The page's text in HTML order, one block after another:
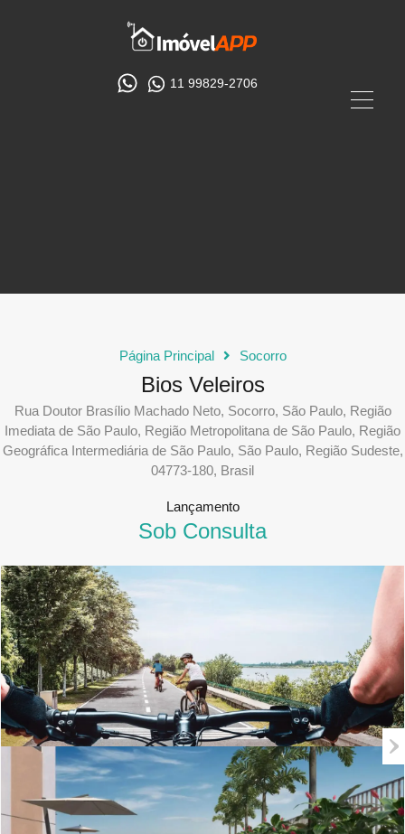
11 99829-2706
Página Principal Socorro
Bios Veleiros
Rua Doutor Brasílio Machado Neto, Socorro, São Paulo, Região
Imediata de São Paulo, Região Metropolitana de São Paulo, Região
Geográfica Intermediária de São Paulo, São Paulo, Região Sudeste,
04773-180, Brasil
Lançamento
Sob Consulta